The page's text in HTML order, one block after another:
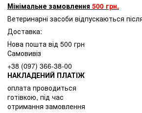
Мінімальне замовлення 500 грн.
Ветеринарні засоби відпускаються
Доставка:
Нова пошта від 500 грн
Самовивіз
+38 (097) 366-38-00
НАКЛАДЕНИЙ ПЛАТІЖ
оплата проводиться
готівкою, під час
отримання замовлення